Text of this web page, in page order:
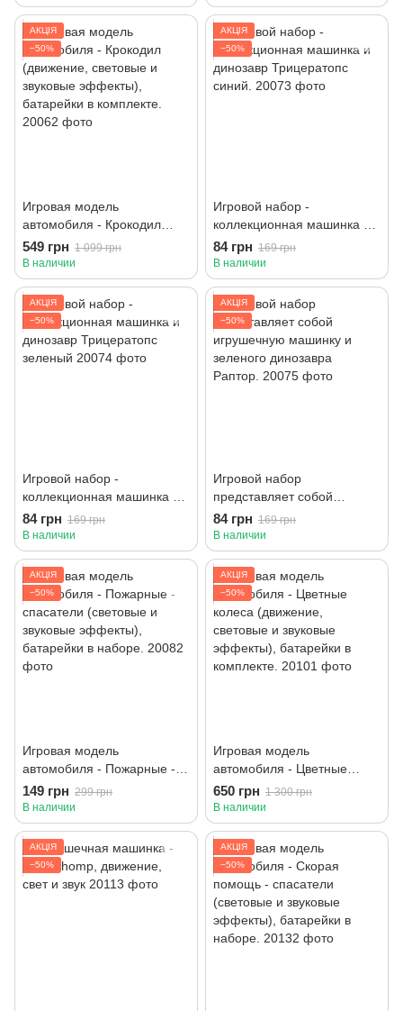
батарейки в комплекте.
эффекты), батарейки в
комплекте.
АКЦІЯ
−50%
Игровая модель
автомобиля - Крокодил
(движение, световые и
звуковые эффекты),
батарейки в комплекте.
549 грн 1 099 грн
В наличии
АКЦІЯ
−50%
Игровой набор -
коллекционная машинка и
динозавр Трицератопс
синий.
84 грн 169 грн
В наличии
АКЦІЯ
−50%
Игровой набор -
коллекционная машинка и
динозавр Трицератопс
зеленый
84 грн 169 грн
В наличии
АКЦІЯ
−50%
Игровой набор
представляет собой
игрушечную машинку и
зеленого динозавра
Раптор.
84 грн 169 грн
В наличии
АКЦІЯ
−50%
Игровая модель
автомобиля - Пожарные -
спасатели (световые и
звуковые эффекты),
батарейки в наборе.
149 грн 299 грн
В наличии
АКЦІЯ
−50%
Игровая модель
автомобиля - Цветные
колеса (движение,
световые и звуковые
эффекты), батарейки в
комплекте.
650 грн 1 300 грн
В наличии
АКЦІЯ
−50%
АКЦІЯ
−50%